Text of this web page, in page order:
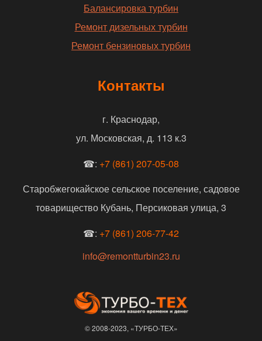
Балансировка турбин
Ремонт дизельных турбин
Ремонт бензиновых турбин
Контакты
г. Краснодар,
ул. Московская, д. 113 к.3
☎: +7 (861) 207-05-08
Старобжегокайское сельское поселение, садовое
товарищество Кубань, Персиковая улица, 3
☎: +7 (861) 206-77-42
info@remontturbin23.ru
© 2008-2023, «ТУРБО-ТЕХ»